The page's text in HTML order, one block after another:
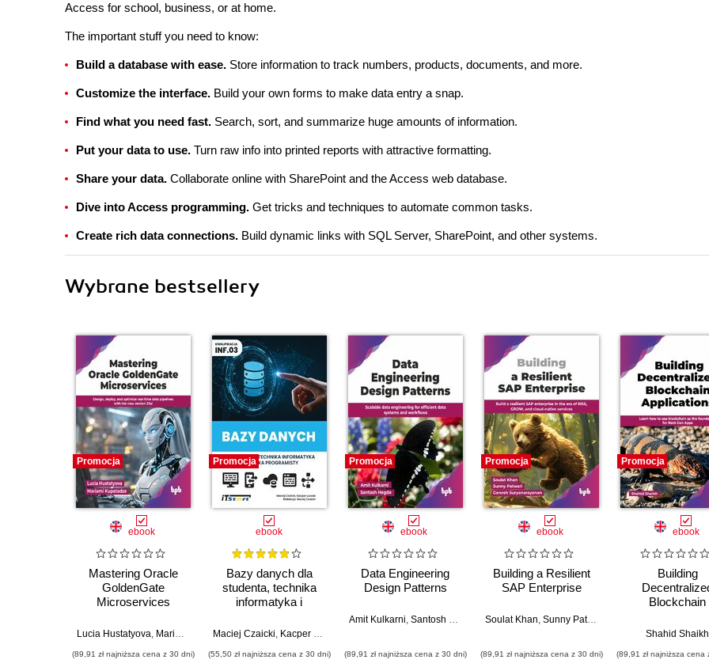
Access for school, business, or at home.
The important stuff you need to know:
Build a database with ease. Store information to track numbers, products, documents, and more.
Customize the interface. Build your own forms to make data entry a snap.
Find what you need fast. Search, sort, and summarize huge amounts of information.
Put your data to use. Turn raw info into printed reports with attractive formatting.
Share your data. Collaborate online with SharePoint and the Access web database.
Dive into Access programming. Get tricks and techniques to automate common tasks.
Create rich data connections. Build dynamic links with SQL Server, SharePoint, and other systems.
Wybrane bestsellery
Promocja
ebook
Mastering Oracle
GoldenGate
Microservices
Lucia Hustatyova, Mariami Kupatadze
(89,91 zł najniższa cena z 30 dni)
Promocja
ebook
Bazy danych dla
studenta, technika
informatyka i
Maciej Czaicki, Kacper Łuczak
(55,50 zł najniższa cena z 30 dni)
Promocja
ebook
Data Engineering
Design Patterns
Amit Kulkarni, Santosh Hegde
(89,91 zł najniższa cena z 30 dni)
Promocja
ebook
Building a Resilient
SAP Enterprise
Soulat Khan, Sunny Patwari
(89,91 zł najniższa cena z 30 dni)
Promocja
ebook
Building
Blockchain
Edition
Shahid Shaikh
(89,91 zł najniższa cena